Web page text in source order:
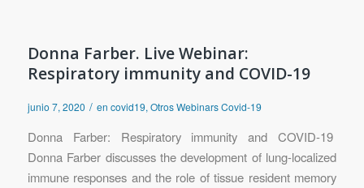
Donna Farber. Live Webinar:
Respiratory immunity and COVID-19
junio 7, 2020 / en covid19, Otros Webinars Covid-19
Donna Farber: Respiratory immunity and COVID-19
Donna Farber discusses the development of lung-localized
immune responses and the role of tissue resident memory